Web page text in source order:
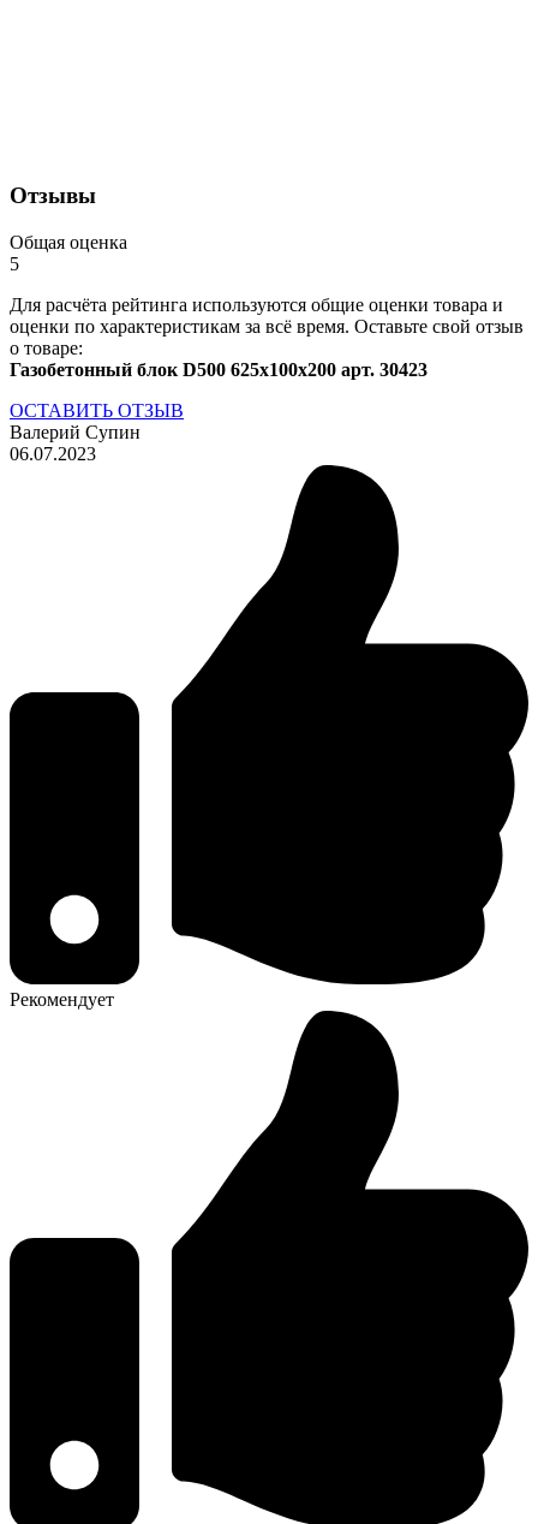
Отзывы
Общая оценка
5
Для расчёта рейтинга используются общие оценки товара и
оценки по характеристикам за всё время. Оставьте свой отзыв
о товаре:
Газобетонный блок D500 625x100x200 арт. 30423
ОСТАВИТЬ ОТЗЫВ
Валерий Супин
06.07.2023
Рекомендует